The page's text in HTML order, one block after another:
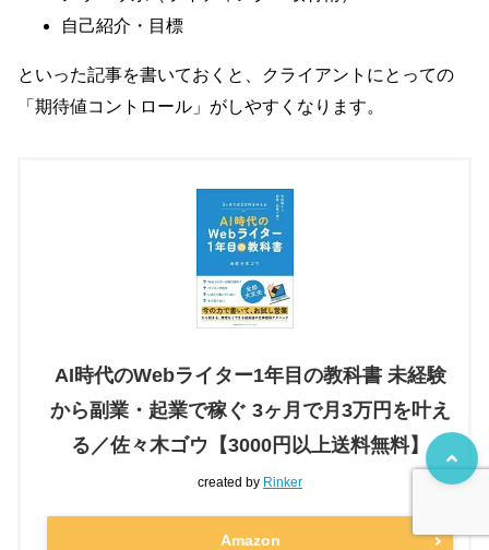
自己紹介・目標
といった記事を書いておくと、クライアントにとっての
「期待値コントロール」がしやすくなります。
AI時代のWebライター1年目の教科書 未経験
から副業・起業で稼ぐ 3ヶ月で月3万円を叶え
る／佐々木ゴウ【3000円以上送料無料】
created by Rinker
Amazon